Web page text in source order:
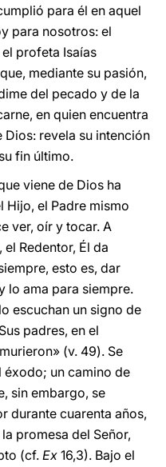
para él en aquel
para nosotros: el
profeta Isaías
mediante su pasión,
del pecado y de la
en quien encuentra
revela su intención
fin último.
viene de Dios ha
Hijo, el Padre mismo
ver, oír y tocar. A
Redentor, Él da
esto es, dar
lo ama para siempre.
escuchan un signo de
padres, en el
(v. 49). Se
éxodo; un camino de
sin embargo, se
durante cuarenta años,
promesa del Señor,
(cf. Ex 16,3). Bajo el